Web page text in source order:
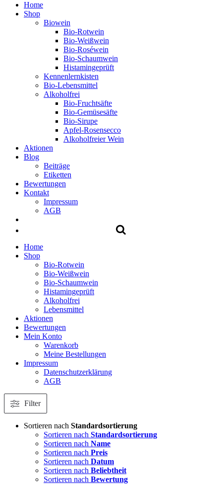
Home
Shop
Biowein
Bio-Rotwein
Bio-Weißwein
Bio-Roséwein
Bio-Schaumwein
Histamingeprüft
Kennenlernkisten
Bio-Lebensmittel
Alkoholfrei
Bio-Fruchtsäfte
Bio-Gemüsesäfte
Bio-Sirupe
Apfel-Rosensecco
Alkoholfreier Wein
Aktionen
Blog
Beiträge
Etiketten
Bewertungen
Kontakt
Impressum
AGB
Home
Shop
Bio-Rotwein
Bio-Weißwein
Bio-Schaumwein
Histamingeprüft
Alkoholfrei
Lebensmittel
Aktionen
Bewertungen
Mein Konto
Warenkorb
Meine Bestellungen
Impressum
Datenschutzerklärung
AGB
Filter
Sortieren nach Standardsortierung
Sortieren nach Standardsortierung
Sortieren nach Name
Sortieren nach Preis
Sortieren nach Datum
Sortieren nach Beliebtheit
Sortieren nach Bewertung